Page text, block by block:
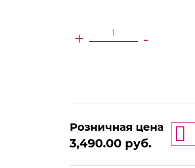
+ -
Розничная цена
3,490.00 руб.